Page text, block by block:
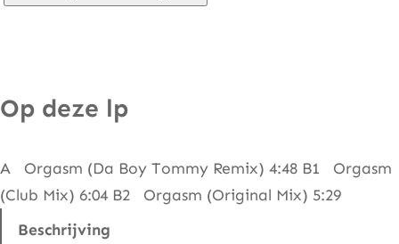
K
i
g
Op deze lp
A Orgasm (Da Boy Tommy Remix) 4:48 B1 Orgasm
(Club Mix) 6:04 B2 Orgasm (Original Mix) 5:29
Beschrijving